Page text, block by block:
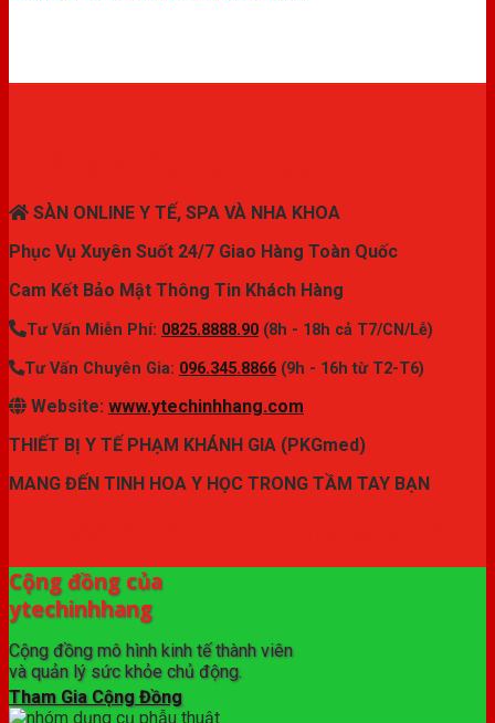
SÀN ONLINE Y TẾ, SPA VÀ NHA KHOA
Phục Vụ Xuyên Suốt 24/7 Giao Hàng Toàn Quốc
Cam Kết Bảo Mật Thông Tin Khách Hàng
Tư Vấn Miễn Phí: 0825.8888.90 (8h - 18h cả T7/CN/Lễ)
Tư Vấn Chuyên Gia: 096.345.8866 (9h - 16h từ T2-T6)
Website: www.ytechinhhang.com
THIẾT BỊ Y TẾ PHẠM KHÁNH GIA (PKGmed)
MANG ĐẾN TINH HOA Y HỌC TRONG TẦM TAY BẠN
Cộng đồng của
ytechinhhang
Cộng đồng mô hình kinh tế thành viên
và quản lý sức khỏe chủ động.
Tham Gia Cộng Đồng